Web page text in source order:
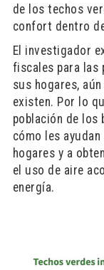
de los techos
confort dentro
El investigador
fiscales para las
sus hogares,
existen. Por lo
población de los
cómo les
hogares y a
el uso de aire
energía.